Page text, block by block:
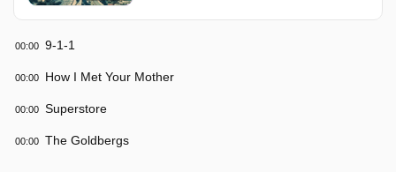
00:00 9-1-1
00:00 How I Met Your Mother
00:00 Superstore
00:00 The Goldbergs